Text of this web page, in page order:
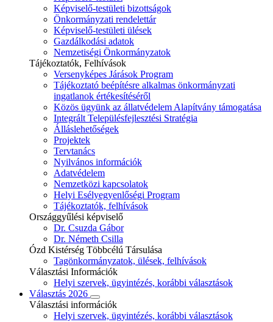
Képviselő-testületi bizottságok
Önkormányzati rendelettár
Képviselő-testületi ülések
Gazdálkodási adatok
Nemzetiségi Önkormányzatok
Tájékoztatók, Felhívások
Versenyképes Járások Program
Tájékoztató beépítésre alkalmas önkormányzati
ingatlanok értékesítéséről
Közös ügyünk az állatvédelem Alapítvány támogatása
Integrált Településfejlesztési Stratégia
Álláslehetőségek
Projektek
Tervtanács
Nyilvános információk
Adatvédelem
Nemzetközi kapcsolatok
Helyi Esélyegyenlőségi Program
Tájékoztatók, felhívások
Országgyűlési képviselő
Dr. Csuzda Gábor
Dr. Németh Csilla
Ózd Kistérség Többcélú Társulása
Tagönkormányzatok, ülések, felhívások
Választási Információk
Helyi szervek, ügyintézés, korábbi választások
Választás 2026
Választási információk
Helyi szervek, ügyintézés, korábbi választások